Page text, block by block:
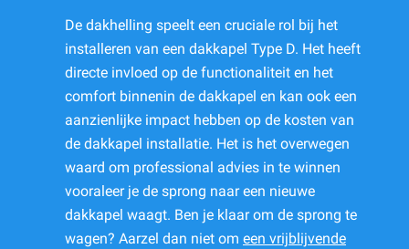
De dakhelling speelt een cruciale rol bij het
installeren van een dakkapel Type D. Het heeft
directe invloed op de functionaliteit en het
comfort binnenin de dakkapel en kan ook een
aanzienlijke impact hebben op de kosten van
de dakkapel installatie. Het is het overwegen
waard om professional advies in te winnen
vooraleer je de sprong naar een nieuwe
dakkapel waagt. Ben je klaar om de sprong te
wagen? Aarzel dan niet om een vrijblijvende